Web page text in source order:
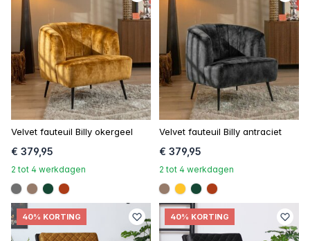
Velvet fauteuil Billy okergeel
€ 379,95
2 tot 4 werkdagen
#707070
#967b6a
#154734
#ac3c17
Velvet fauteuil Billy antraciet
€ 379,95
2 tot 4 werkdagen
#967b6a
#ffc42a
#154734
#ac3c17
40% KORTING 40% KORTING